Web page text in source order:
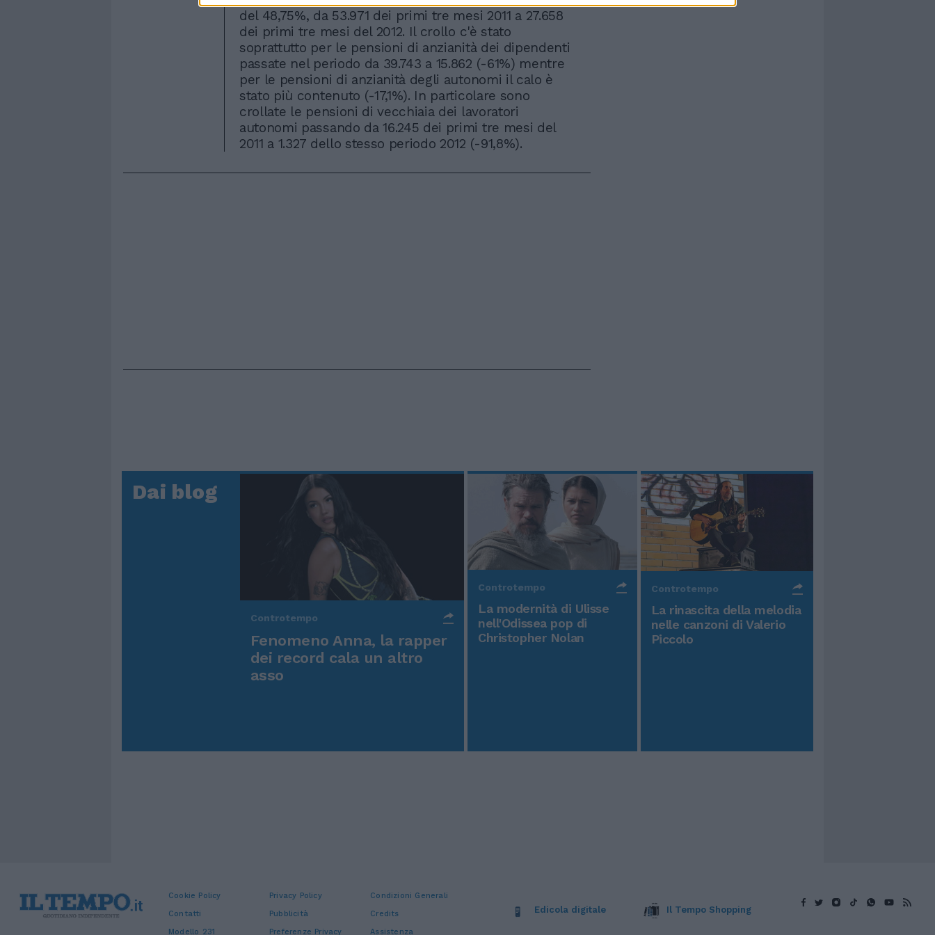
del 48,75%, da 53.971 dei primi tre mesi 2011 a 27.658
dei primi tre mesi del 2012. Il crollo c'è stato
soprattutto per le pensioni di anzianità dei dipendenti
passate nel periodo da 39.743 a 15.862 (-61%) mentre
per le pensioni di anzianità degli autonomi il calo è
stato più contenuto (-17,1%). In particolare sono
crollate le pensioni di vecchiaia dei lavoratori
autonomi passando da 16.245 dei primi tre mesi del
2011 a 1.327 dello stesso periodo 2012 (-91,8%).
Dai blog
Controtempo
Fenomeno Anna, la rapper
dei record cala un altro
asso
Controtempo
La modernità di Ulisse
nell'Odissea pop di
Christopher Nolan
Controtempo
La rinascita della melodia
nelle canzoni di Valerio
Piccolo
Cookie Policy Privacy Policy
Condizioni Generali
Contatti
Pubblicità
Credits
Modello 231
Preferenze Privacy Assistenza
Edicola digitale Il Tempo Shopping